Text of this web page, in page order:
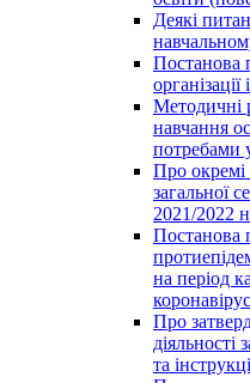
Деякі
Постанова
Методичні
навчання
потребами
Про окремі
загальної
2021/2022
Постанова
на період
Про
діяльності
та